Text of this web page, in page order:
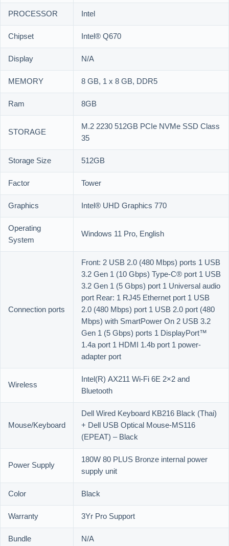
PROCESSOR
Intel
Chipset
Intel® Q670
Display
N/A
MEMORY
8 GB, 1 x 8 GB, DDR5
Ram
8GB
STORAGE
M.2 2230 512GB PCIe NVMe SSD Class
35
Storage Size
512GB
Factor
Tower
Graphics
Intel® UHD Graphics 770
Operating
System
Windows 11 Pro, English
Connection ports
Front: 2 USB 2.0 (480 Mbps) ports 1 USB
3.2 Gen 1 (10 Gbps) Type-C® port 1 USB
3.2 Gen 1 (5 Gbps) port 1 Universal audio
port Rear: 1 RJ45 Ethernet port 1 USB
2.0 (480 Mbps) port 1 USB 2.0 port (480
Mbps) with SmartPower On 2 USB 3.2
Gen 1 (5 Gbps) ports 1 DisplayPort™
1.4a port 1 HDMI 1.4b port 1 power-
adapter port
Wireless
Intel(R) AX211 Wi-Fi 6E 2×2 and
Bluetooth
Mouse/Keyboard
Dell Wired Keyboard KB216 Black (Thai)
+ Dell USB Optical Mouse-MS116
(EPEAT) – Black
Power Supply
180W 80 PLUS Bronze internal power
supply unit
Color
Black
Warranty
3Yr Pro Support
Bundle
N/A